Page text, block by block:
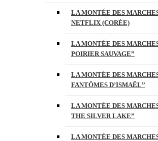
LA MONTÉE DES
NETFLIX (CORÉE)
LA MONTÉE DES
POIRIER SAUVAGE”
LA MONTÉE DES
FANTÔMES D’ISMAËL”
LA MONTÉE DES
THE SILVER LAKE”
LA MONTÉE DES